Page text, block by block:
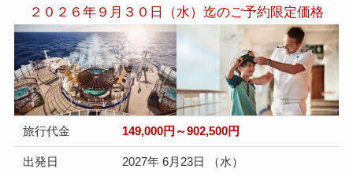
２０２６年９月３０日（水）迄のご予約限定価格
旅行代金 149,000円～902,500円
出発日 2027年 6月23日 （水）